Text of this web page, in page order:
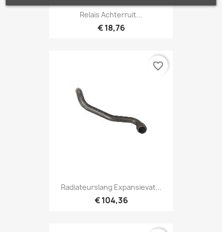
Relais Achterruit...
€ 18,76
Radiateurslang Expansievat...
€ 104,36
favorite_border